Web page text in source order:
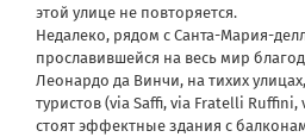
этой улице не повторяется.
Недалеко, рядом с Санта-Мария-
прославившейся на весь мир
Леонардо да Винчи, на тихих
туристов (via Saffi, via Fratelli
стоят эффектные здания с